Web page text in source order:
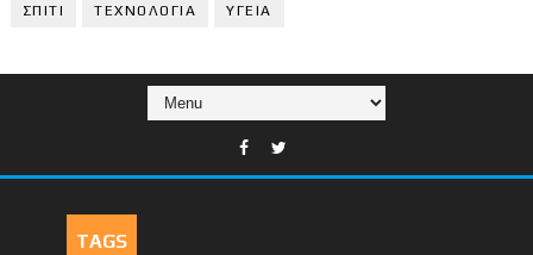
ΣΠΙΤΙ ΤΕΧΝΟΛΟΓΙΑ ΥΓΕΙΑ
TAGS